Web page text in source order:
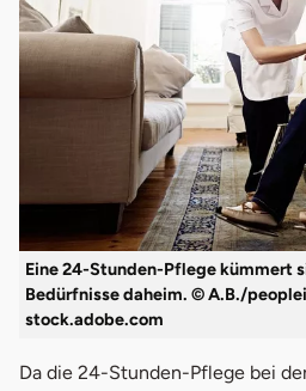
Eine 24-Stunden-Pflege kümmert
Bedürfnisse daheim. © A.B./
stock.adobe.com
Da die 24-Stunden-Pflege bei